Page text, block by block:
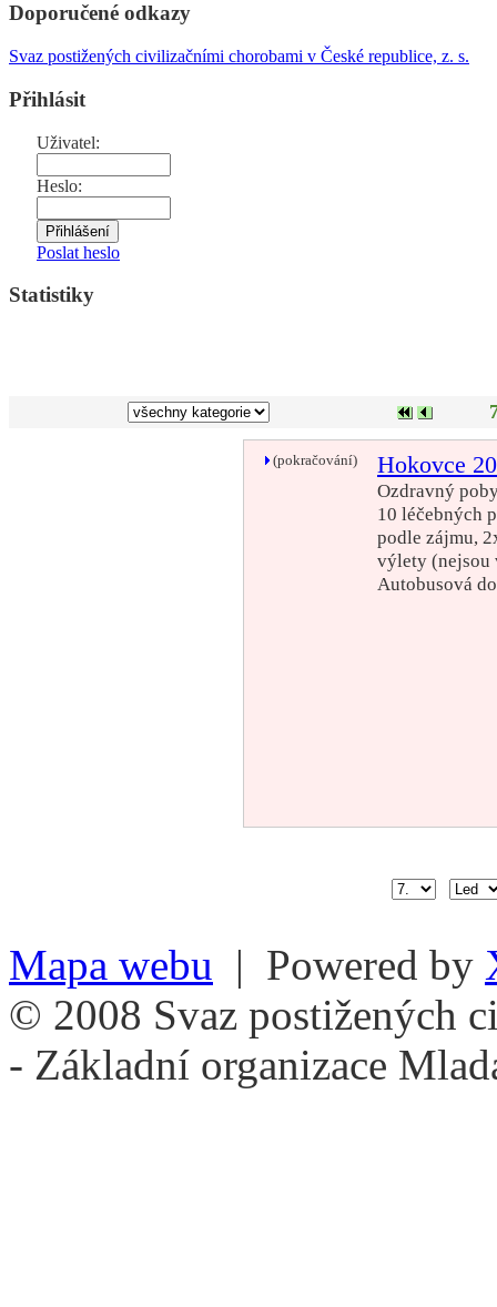
Doporučené odkazy
Svaz postižených civilizačními chorobami v České republice, z. s.
Přihlásit
Uživatel:
Heslo:
Poslat heslo
Statistiky
(pokračování) Hokovce
Ozdravný
10 léčebných
podle zájmu,
výlety (nejsou
Autobusová
Mapa webu | Powered by
© 2008 Svaz postižených
- Základní organizace